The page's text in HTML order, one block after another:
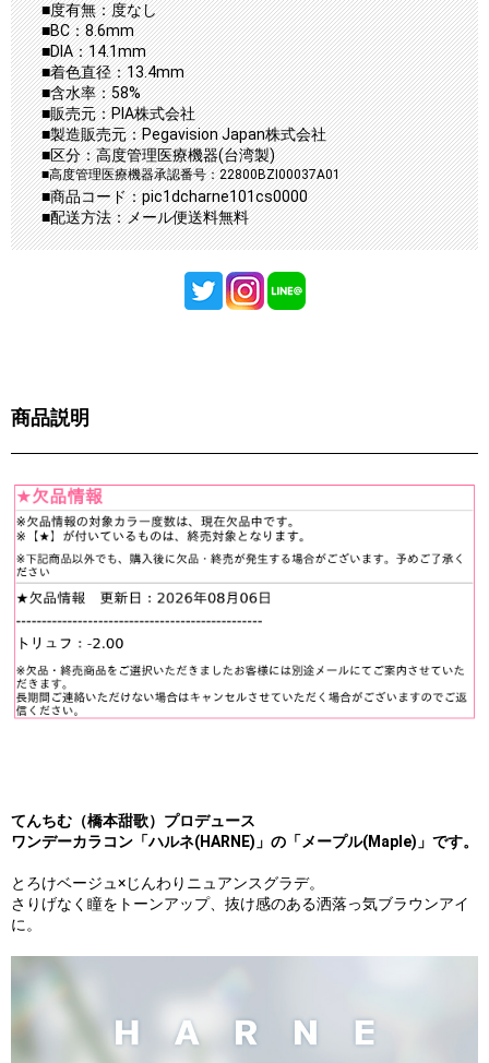
■度有無：度なし
■BC：8.6mm
■DIA：14.1mm
■着色直径：13.4mm
■含水率：58%
■販売元：PIA株式会社
■製造販売元：Pegavision Japan株式会社
■区分：高度管理医療機器(台湾製)
■高度管理医療機器承認番号：22800BZI00037A01
■商品コード：pic1dcharne101cs0000
■配送方法：メール便送料無料
商品説明
てんちむ（橋本甜歌）プロデュース
ワンデーカラコン「ハルネ(HARNE)」の「メープル(Maple)」です。
とろけベージュ×じんわりニュアンスグラデ。
さりげなく瞳をトーンアップ、抜け感のある洒落っ気ブラウンアイ
に。